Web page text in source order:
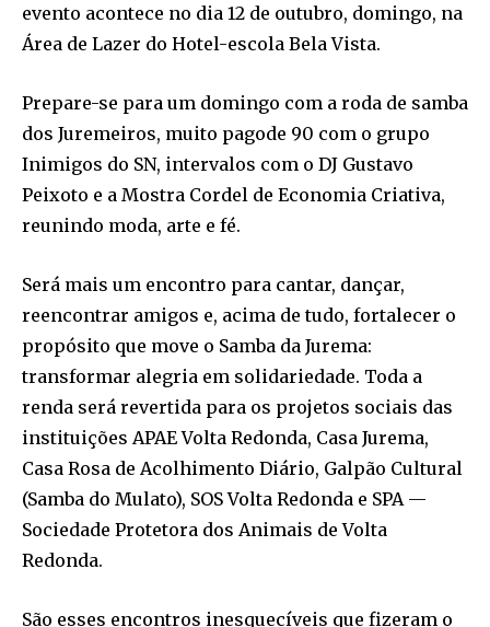
evento acontece no dia 12 de outubro, domingo, na
Área de Lazer do Hotel-escola Bela Vista.
Prepare-se para um domingo com a roda de samba
dos Juremeiros, muito pagode 90 com o grupo
Inimigos do SN, intervalos com o DJ Gustavo
Peixoto e a Mostra Cordel de Economia Criativa,
reunindo moda, arte e fé.
Será mais um encontro para cantar, dançar,
reencontrar amigos e, acima de tudo, fortalecer o
propósito que move o Samba da Jurema:
transformar alegria em solidariedade. Toda a
renda será revertida para os projetos sociais das
instituições APAE Volta Redonda, Casa Jurema,
Casa Rosa de Acolhimento Diário, Galpão Cultural
(Samba do Mulato), SOS Volta Redonda e SPA —
Sociedade Protetora dos Animais de Volta
Redonda.
São esses encontros inesquecíveis que fizeram o